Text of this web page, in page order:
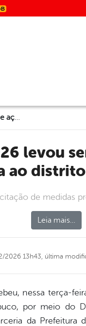
Operação Mulheres 2026 levou serviços e ações de combate à violência ao distrito de São Pedro
ao
de medidas
Leia mais…
2026 13h43, última
nessa terça-
por meio do
da Prefeitura